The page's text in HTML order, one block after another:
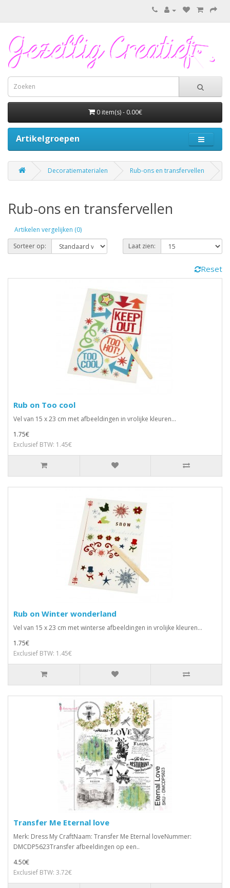
0 item(s) - 0.00€
Artikelgroepen
Decoratiematerialen Rub-ons en transfervellen
Rub-ons en transfervellen
Artikelen vergelijken (0)
Sorteer op:
Laat zien:
Reset
Rub on Too cool
Vel van 15 x 23 cm met afbeeldingen in vrolijke kleuren...
1.75€
Exclusief BTW: 1.45€
Rub on Winter wonderland
Vel van 15 x 23 cm met winterse afbeeldingen in vrolijke kleuren...
1.75€
Exclusief BTW: 1.45€
Transfer Me Eternal love
Merk: Dress My CraftNaam: Transfer Me Eternal loveNummer:
DMCDP5623Transfer afbeeldingen op een..
4.50€
Exclusief BTW: 3.72€